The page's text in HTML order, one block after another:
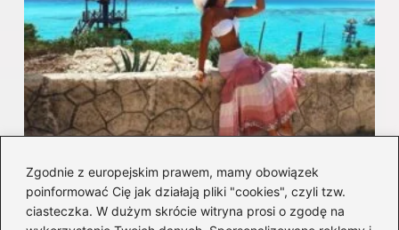
Zgodnie z europejskim prawem, mamy obowiązek
poinformować Cię jak działają pliki "cookies", czyli tzw.
ciasteczka. W dużym skrócie witryna prosi o zgodę na
Cancun: najlepszy termin na podróż,
pogoda i ceny